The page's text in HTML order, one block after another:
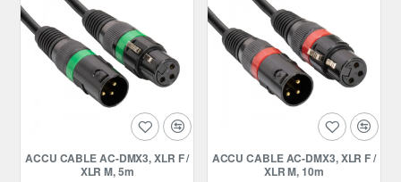
ACCU CABLE AC-DMX3, XLR F /
XLR M, 5m
ACCU CABLE AC-DMX3, XLR F /
XLR M, 10m